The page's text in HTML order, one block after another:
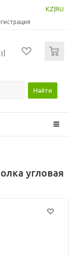
KZ RU
Найти
угловая